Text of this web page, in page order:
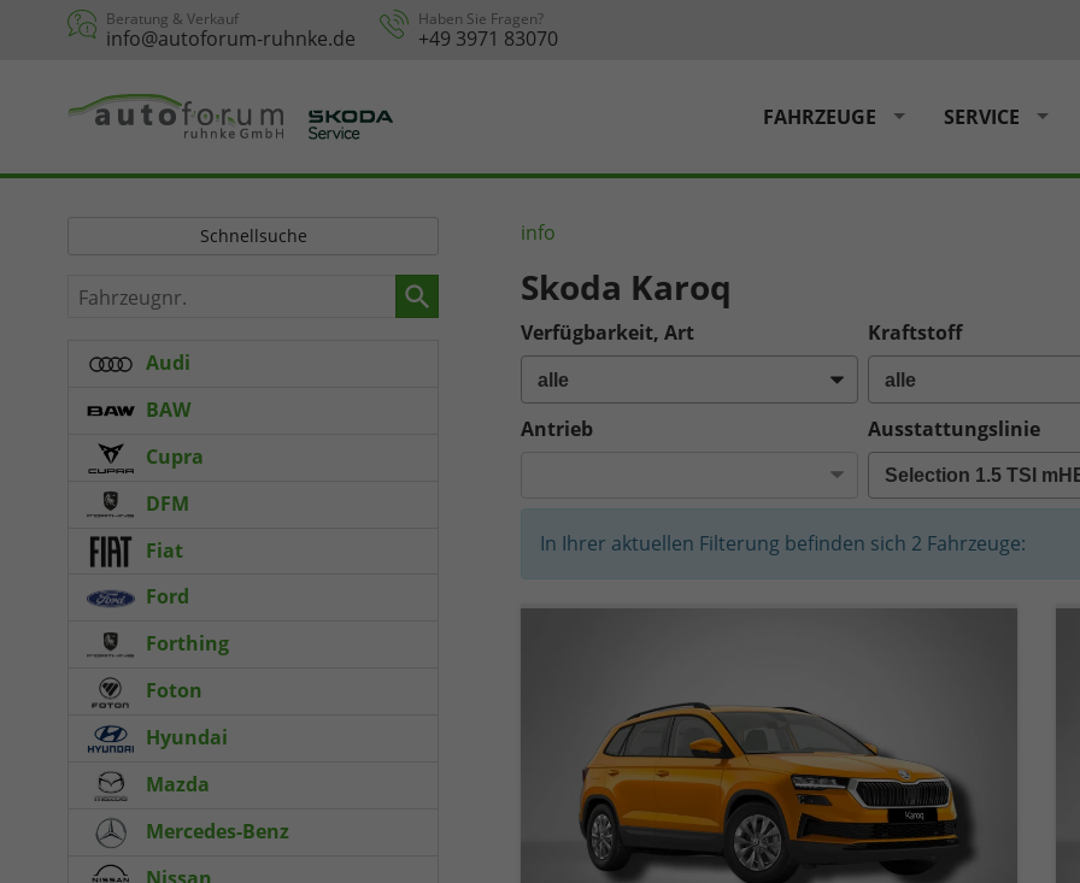
Beratung & Verkauf
info@autoforum-ruhnke.de
Haben Sie Fragen?
+49 3971 83070
FAHRZEUGE SERVICE
info
Skoda Karoq
Verfügbarkeit, Art Kraftstoff
Antrieb Ausstattungslinie
In Ihrer aktuellen Filterung befinden sich 2 Fahrzeuge:
Schnellsuche
Fahrzeugnr.
Audi
BAW
Cupra
DFM
Fiat
Ford
Forthing
Foton
Hyundai
Mazda
Mercedes-Benz